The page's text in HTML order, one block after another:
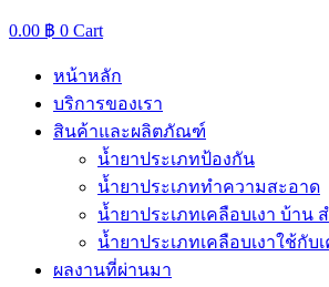
0.00 ฿ 0 Cart
หน้าหลัก
บริการของเรา
สินค้าและผลิตภัณฑ์
น้ำยาประเภทป้องกัน
น้ำยาประเภททำความสะอาด
น้ำยาประเภทเคลือบเงา บ้าน
น้ำยาประเภทเคลือบเงาใช้กับ
ผลงานที่ผ่านมา